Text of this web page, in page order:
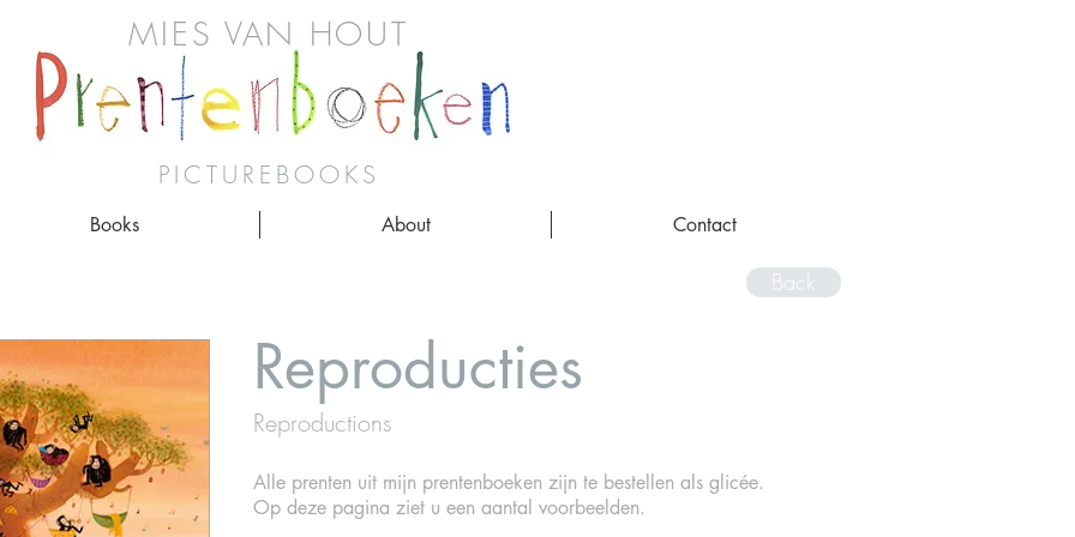
MIES VAN HOUT
PICTUREBOOKS
Books About Contact
Back
Reproducties
Reproductions
Alle prenten uit mijn prentenboeken zijn te bestellen als glicée.
Op deze pagina ziet u een aantal voorbeelden.